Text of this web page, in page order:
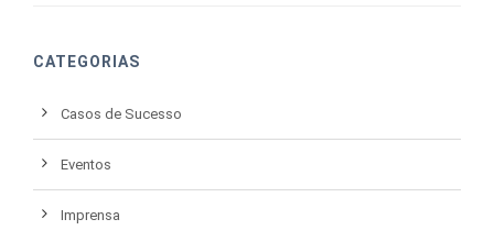
CATEGORIAS
Casos de Sucesso
Eventos
Imprensa